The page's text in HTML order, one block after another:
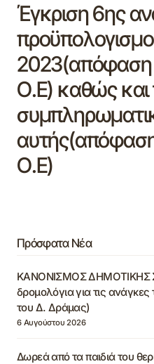
Έγκριση 6ης
2023(απόφαση
Ο.Ε) καθώς και
Ο.Ε)
Πρόσφατα Νέα
ΚΑΝΟΝΙΣΜΟΣ ΔΗΜΟΤΙΚΗΣ
δρομολόγια για τις
του Δ. Δράμας)
6 Αυγούστου 2026
Δωρεά από τα παιδιά του